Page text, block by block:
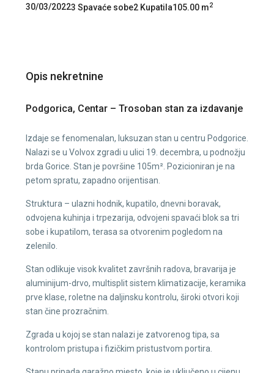
30/03/20223 Spavaće sobe2 Kupatila105.00 m2
Opis nekretnine
Podgorica, Centar – Trosoban stan za izdavanje
Izdaje se fenomenalan, luksuzan stan u centru Podgorice.
Nalazi se u Volvox zgradi u ulici 19. decembra, u podnožju
brda Gorice. Stan je površine 105m². Pozicioniran je na
petom spratu, zapadno orijentisan.
Struktura – ulazni hodnik, kupatilo, dnevni boravak,
odvojena kuhinja i trpezarija, odvojeni spavaći blok sa tri
sobe i kupatilom, terasa sa otvorenim pogledom na
zelenilo.
Stan odlikuje visok kvalitet završnih radova, bravarija je
aluminijum-drvo, multisplit sistem klimatizacije, keramika
prve klase, roletne na daljinsku kontrolu, široki otvori koji
stan čine prozračnim.
Zgrada u kojoj se stan nalazi je zatvorenog tipa, sa
kontrolom pristupa i fizičkim pristustvom portira.